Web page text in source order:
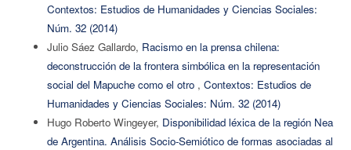
Contextos: Estudios de Humanidades y Ciencias Sociales:
Núm. 32 (2014)
Julio Sáez Gallardo, Racismo en la prensa chilena:
deconstrucción de la frontera simbólica en la representación
social del Mapuche como el otro , Contextos: Estudios de
Humanidades y Ciencias Sociales: Núm. 32 (2014)
Hugo Roberto Wingeyer, Disponibilidad léxica de la región Nea
de Argentina. Análisis Socio-Semiótico de formas asociadas al